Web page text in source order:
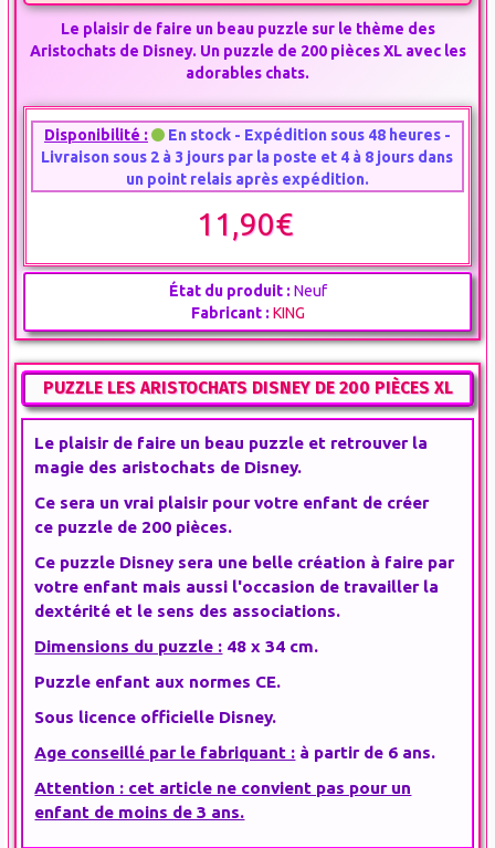
Le plaisir de faire un beau puzzle sur le thème des
Aristochats de Disney. Un puzzle de 200 pièces XL avec les
adorables chats.
Disponibilité :
En stock - Expédition sous 48 heures -
Livraison sous 2 à 3 jours par la poste et 4 à 8 jours dans
un point relais après expédition.
11,90€
État du produit : Neuf
Fabricant : KING
PUZZLE LES ARISTOCHATS DISNEY DE 200 PIÈCES XL
Le plaisir de faire un beau puzzle et retrouver la
magie des aristochats de Disney.
Ce sera un vrai plaisir pour votre enfant de créer
ce puzzle de 200 pièces.
Ce puzzle Disneysera une belle création à faire par
votre enfant mais aussi l'occasion de travailler la
dextérité et le sens des associations.
Dimensions du puzzle : 48 x 34 cm.
Puzzle enfant aux normes CE.
Sous licence officielle Disney.
Age conseillé par le fabriquant : à partir de 6 ans.
Attention : cet article ne convient pas pour un
enfant de moins de 3 ans.